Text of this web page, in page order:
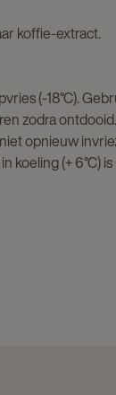
koffie-extract.
(-18°C).
zodra
opnieuw
koeling (+ 6°C)